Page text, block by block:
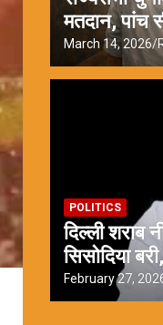
मतदान, पांच
March 14, 2026
POLITICS
दिल्ली शराब
सिसोदिया
February 27,